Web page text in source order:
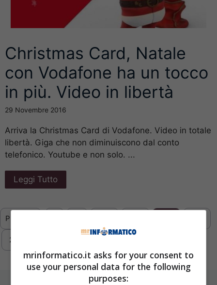
Christmas Card, Natale
con Vodafone ha un tocco
in più. Video in libertà
29 Novembre 2016
Arriva la Christmas Card di Vodafone. Video in totale
libertà. Giga che non diminuiscono dal conto
telefonico. Youtube e non solo. ...
Leggi Tutto
Previous
292
mrinformatico.it asks for your consent to
use your personal data for the following
purposes: